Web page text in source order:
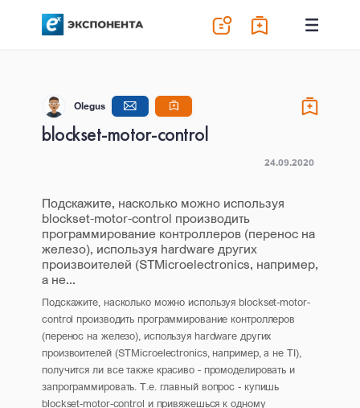
Olegus
blockset-motor-control
24.09.2020
Подскажите, насколько можно используя
blockset-motor-control производить
программирование контроллеров (перенос на
железо), используя hardware других
произвоителей (STMicroelectronics, например,
а не...
Подскажите, насколько можно используя blockset-motor-
control производить программирование контроллеров
(перенос на железо), используя hardware других
произвоителей (STMicroelectronics, например, а не TI),
получится ли все также красиво - промоделировать и
запрограммировать. Т.е. главный вопрос - купишь
blockset-motor-control и привяжешься к одному